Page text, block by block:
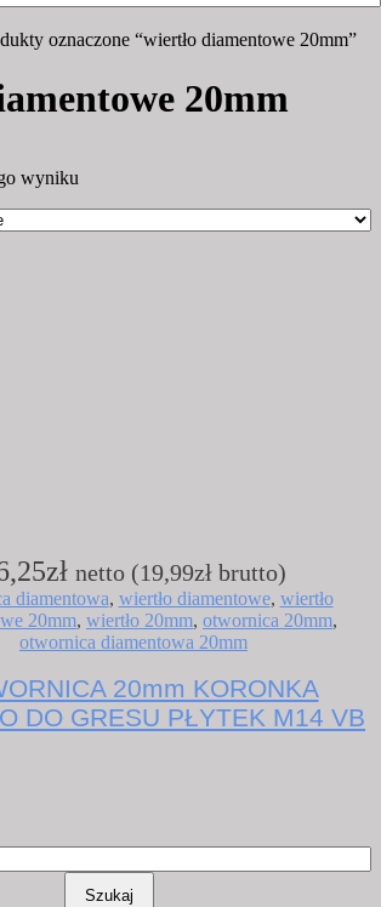
oznaczone “wiertło diamentowe 20mm”
20mm
wyniku
zł netto (19,99zł brutto)
diamentowa, wiertło diamentowe, wiertło
20mm, wiertło 20mm, otwornica 20mm,
otwornica diamentowa 20mm
20mm KORONKA
DO GRESU PŁYTEK M14 VB
Szukaj